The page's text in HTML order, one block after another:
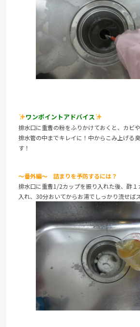
ワンポイントアドバイス
排水口に重曹の粉をふりかけておくと、カビ
排水管の中までキレイに！中からこみ上げる
す！
～番外編～ 詰まりを予防するには？
排水口に重曹1/2カップを振り入れた後、酢
入れ、30分おいてからお湯でしっかり流せば